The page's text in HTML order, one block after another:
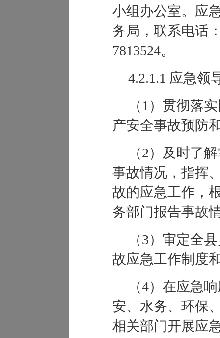
小组办公室。应
务局，联系电话
7813524。
4.2.1.1 应急领
（1）贯彻落
产安全事故预防
（2）及时了
事故情况，指挥
故的应急工作，
务部门报告事故
（3）审定全
故应急工作制度
（4）在应急
安、水务、环保
相关部门开展应